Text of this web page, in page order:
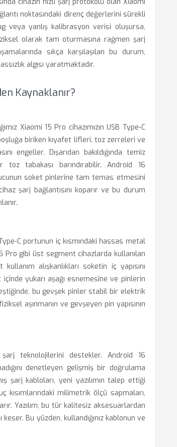
noktasındaki direnç değerlerini sürekli
veya yanlış kalibrasyon verisi oluşursa,
olarak tam oturmasına rağmen şarj
sıkça karşılaşılan bu durum,
algısı yaratmaktadır.
Kaynaklanır?
Xiaomi 15 Pro cihazımızın USB Type-C
biriken kıyafet lifleri, toz zerreleri ve
engeller. Dışarıdan bakıldığında temiz
tabakası barındırabilir. Android 16
soket pinlerine tam temas etmesini
şarj bağlantısını koparır ve bu durum
C portunun iç kısmındaki hassas metal
Pro gibi üst segment cihazlarda kullanılan
alışkanlıkları soketin iç yapısını
yukarı aşağı esnemesine ve pinlerin
bu gevşek pinler stabil bir elektrik
aşınmanın ve gevşeyen pin yapısının
teknolojilerini destekler. Android 16
denetleyen gelişmiş bir doğrulama
şarj kabloları, yeni yazılımın talep ettiği
kısımlarındaki milimetrik ölçü sapmaları,
Yazılım, bu tür kalitesiz aksesuarlardan
Bu yüzden, kullandığınız kablonun ve